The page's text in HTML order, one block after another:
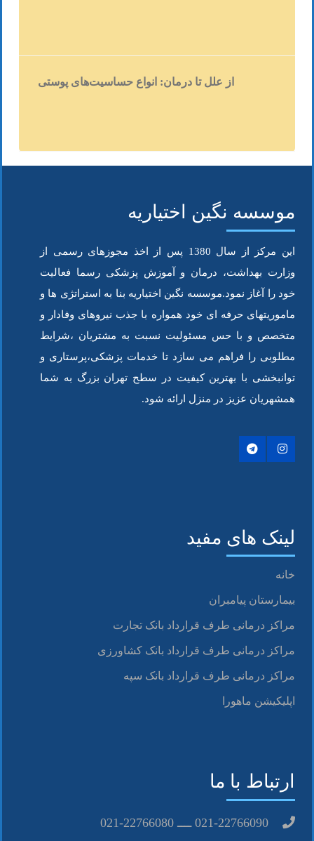
از علل تا درمان: انواع حساسیت‌های پوستی
موسسه نگین اختیاریه
این مرکز از سال 1380 پس از اخذ مجوزهای رسمی از
وزارت بهداشت، درمان و آموزش پزشکی رسما فعالیت
خود را آغاز نمود.موسسه نگین اختیاریه بنا به استراتژی ها و
ماموریتهای حرفه ای خود همواره با جذب نیروهای وفادار و
متخصص و با حس مسئولیت نسبت به مشتریان ،شرایط
مطلوبی را فراهم می سازد تا خدمات پزشکی،پرستاری و
توانبخشی با بهترین کیفیت در سطح تهران بزرگ به شما
همشهریان عزیز در منزل ارائه شود.
لینک های مفید
خانه
بیمارستان پیامبران
مراکز درمانی طرف قرارداد بانک تجارت
مراکز درمانی طرف قرارداد بانک کشاورزی
مراکز درمانی طرف قرارداد بانک سپه
اپلیکیشن ماهورا
ارتباط با ما
021-22766090 ــــ 22766080-021